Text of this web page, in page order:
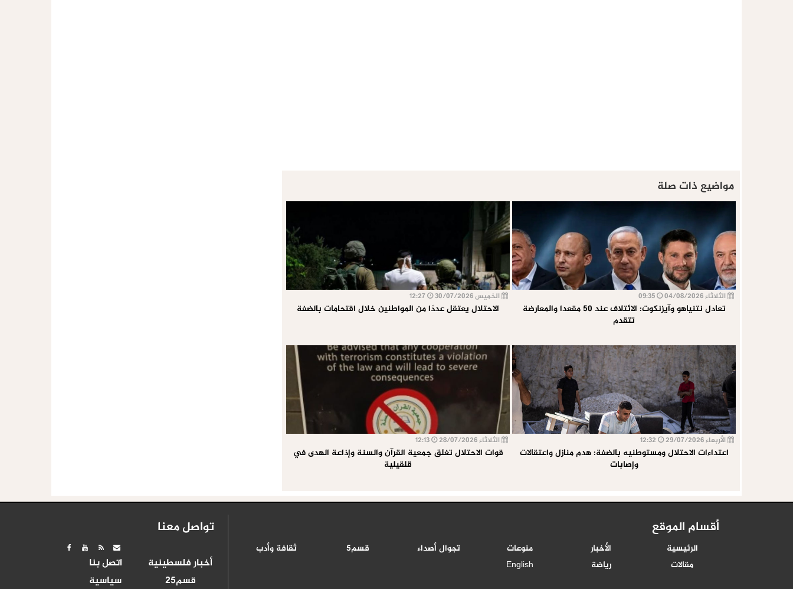
مواضيع ذات صلة
الثلاثاء 04/08/2026
تعادل نتنياهو وآيزنكوت: الائتلاف عند 50 مقعدا والمعارضة
تتقدم
الخميس 30/07/2026
الاحتلال يعتقل عددًا من المواطنين خلال اقتحامات بالضفة
الأربعاء 29/07/2026
اعتداءات الاحتلال ومستوطنيه بالضفة: هدم منازل واعتقالات
وإصابات
الثلاثاء 28/07/2026
قوات الاحتلال تغلق جمعية القرآن والسنة وإذاعة الهدى في
قلقيلية
أقسام الموقع
الرئيسية الأخبار منوعات تجوال أصداء قسم5
ثقافة وأدب
مقالات
رياضة English
تواصل معنا
أخبار فلسطينية
اتصل بنا
قسم25
سياسية